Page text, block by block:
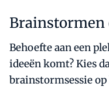
Brainstormen
Behoefte aan een
ideeën komt? Kies
brainstormsessie